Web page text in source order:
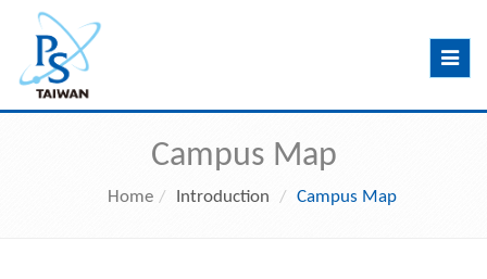
Toggle
Campus Map
Home Introduction Campus Map